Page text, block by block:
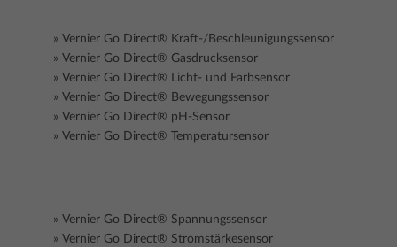
Vernier Go Direct® Kraft-/Beschleunigungssensor
Vernier Go Direct® Gasdrucksensor
Vernier Go Direct® Licht- und Farbsensor
Vernier Go Direct® Bewegungssensor
Vernier Go Direct® pH-Sensor
Vernier Go Direct® Temperatursensor
Vernier Go Direct® Spannungssensor
Vernier Go Direct® Stromstärkesensor